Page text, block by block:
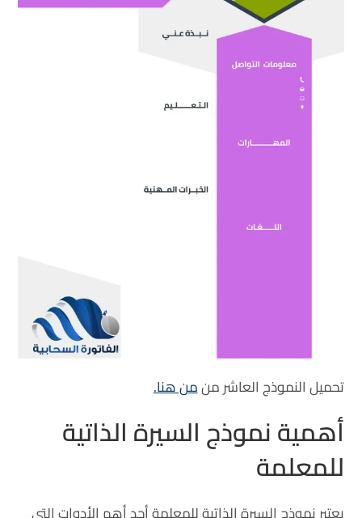
تحميل النموذج العاشر منمن هنا.
أهمية نموذج السيرة الذاتية
للمعلمة